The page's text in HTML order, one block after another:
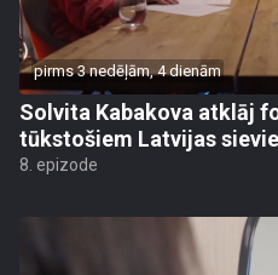
pirms 3 nedēļām, 4 dienām
Solvita Kabakova atklāj
tūkstošiem Latvijas
8. epizode